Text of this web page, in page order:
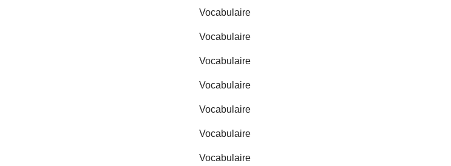
Vocabulaire
Vocabulaire
Vocabulaire
Vocabulaire
Vocabulaire
Vocabulaire
Vocabulaire